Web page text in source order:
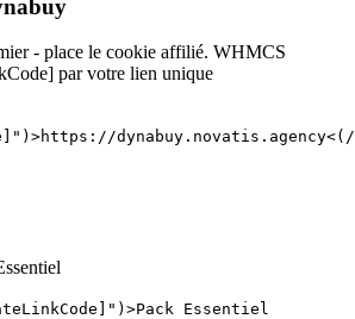
- place le cookie affilié. WHMCS
par votre lien unique
Essentiel